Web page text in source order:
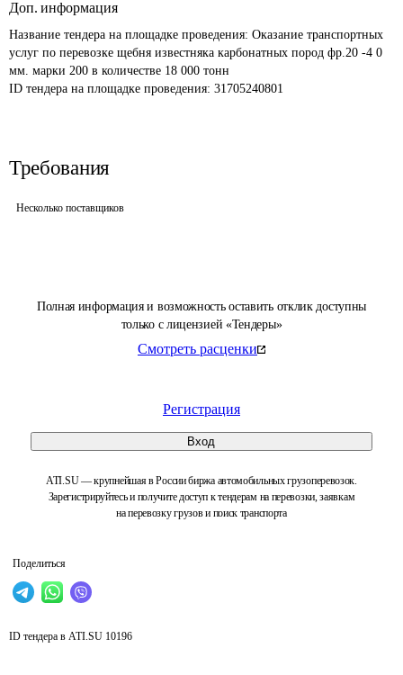
Полная информация и возможность оставить отклик доступны
только с лицензией «Тендеры»
Смотреть расценки
Регистрация
Вход
ATI.SU — крупнейшая в России биржа автомобильных грузоперевозок.
Зарегистрируйтесь и получите доступ к тендерам на перевозки, заявкам
на перевозку грузов и поиск транспорта
Поделиться
Доп. информация
Название тендера на площадке проведения: Оказание транспортных
услуг по перевозке щебня известняка карбонатных пород фр.20 -4 0
мм. марки 200 в количестве 18 000 тонн
ID тендера на площадке проведения: 31705240801
Требования
Несколько поставщиков
ID тендера в ATI.SU 10196